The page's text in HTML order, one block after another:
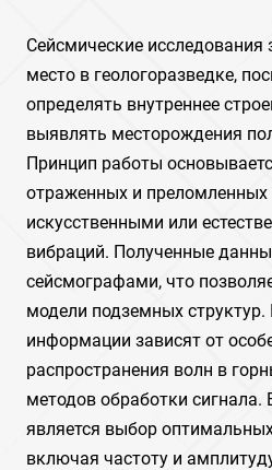
Сейсмические
место в геологоразведке,
определять внутреннее
выявлять месторождения
Принцип работы
отраженных и
искусственными или
вибраций. Полученные
сейсмографами, что
модели подземных структур.
информации зависят от
распространения волн в
методов обработки
является выбор
включая частоту и